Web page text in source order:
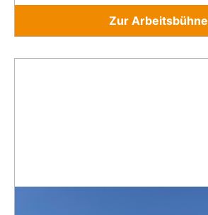
Zur Arbeitsbühne